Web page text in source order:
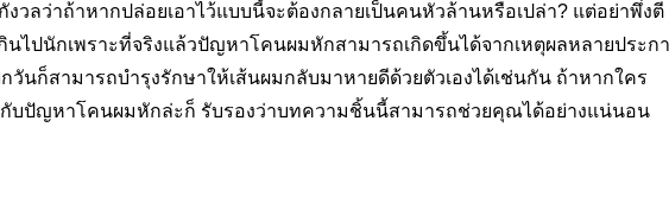
งวลว่าถ้าหากปล่อยเอาไว้แบบนี้จะต้องกลายเป็นคนหัวล้านหรือเปล่า? แต่อย่าพึ่งตี
นไปนักเพราะที่จริงแล้วปัญหาโคนผมหักสามารถเกิดขึ้นได้จากเหตุผลหลายประก
วันก็สามารถบำรุงรักษาให้เส้นผมกลับมาหายดีด้วยตัวเองได้เช่นกัน ถ้าหากใคร
บปัญหาโคนผมหักล่ะก็ รับรองว่าบทความชิ้นนี้สามารถช่วยคุณได้อย่างแน่นอน